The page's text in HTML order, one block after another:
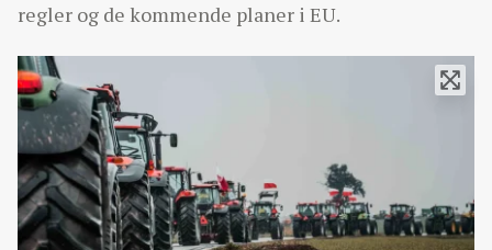
regler og de kommende planer i EU.